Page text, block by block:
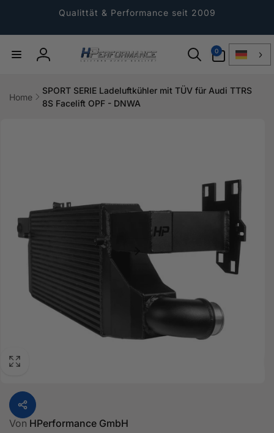
Qualittät & Performance seit 2009
Einloggen
0
Artikel
Home
SPORT SERIE Ladeluftkühler mit TÜV für Audi TTRS
8S Facelift OPF - DNWA
Von HPerformance GmbH